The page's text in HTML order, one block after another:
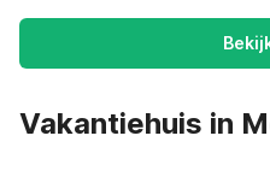
Vakantiehuis in